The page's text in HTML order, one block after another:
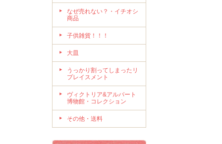
なぜ売れない？・イチオシ
商品
子供雑貨！！！
大皿
うっかり割ってしまったリ
プレイスメント
ヴィクトリア&アルバート
博物館・コレクション
その他・送料